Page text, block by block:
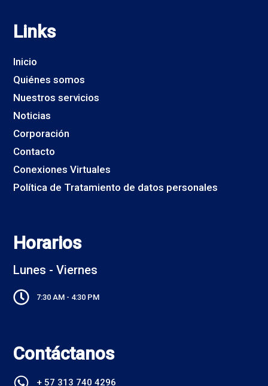
Links
Inicio
Quiénes somos
Nuestros servicios
Noticias
Corporación
Contacto
Conexiones Virtuales
Política de Tratamiento de datos personales
Horarios
Lunes - Viernes
7:30 AM - 4:30 PM
Contáctanos
+ 57 313 740 4296